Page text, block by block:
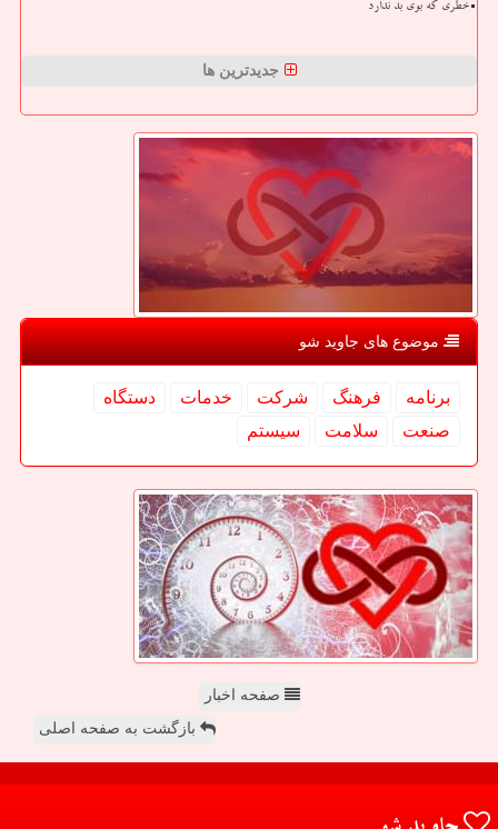
خطری که بوی بد ندارد
جدیدترین ها
موضوع های جاوید شو
برنامه فرهنگ شركت خدمات
دستگاه
صنعت
سلامت سیستم
صفحه اخبار
بازگشت به صفحه اصلی